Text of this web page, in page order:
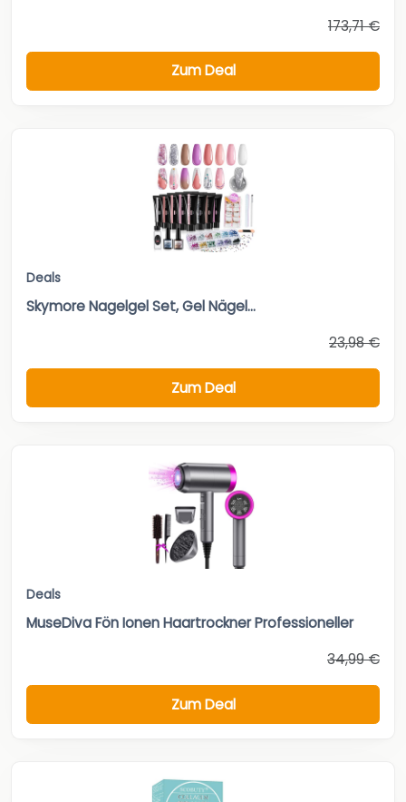
173,71 €
Zum Deal
Deals
Skymore Nagelgel Set, Gel Nägel...
23,98 €
Zum Deal
Deals
MuseDiva Fön Ionen Haartrockner Professioneller
34,99 €
Zum Deal